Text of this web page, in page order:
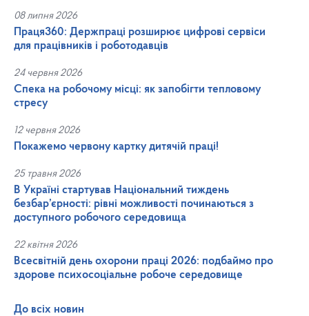
08 липня 2026
Праця360: Держпраці розширює цифрові сервіси
для працівників і роботодавців
24 червня 2026
Спека на робочому місці: як запобігти тепловому
стресу
12 червня 2026
Покажемо червону картку дитячій праці!
25 травня 2026
В Україні стартував Національний тиждень
безбар’єрності: рівні можливості починаються з
доступного робочого середовища
22 квітня 2026
Всесвітній день охорони праці 2026: подбаймо про
здорове психосоціальне робоче середовище
До всіх новин